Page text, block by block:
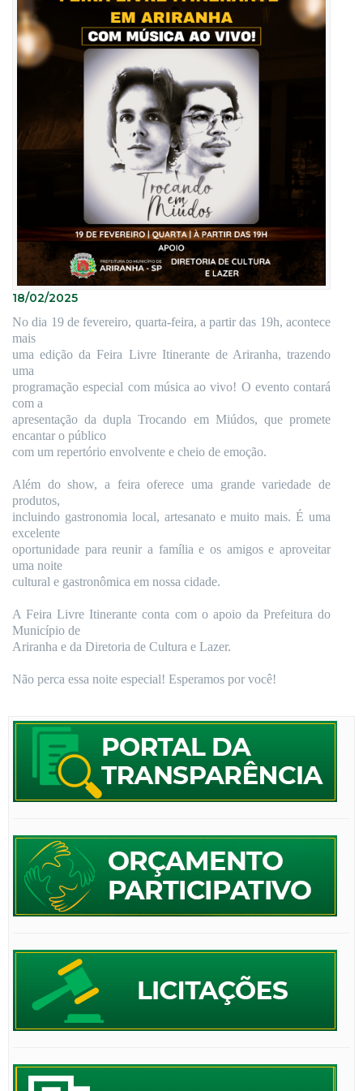
18/02/2025
No dia 19 de fevereiro, quarta-feira, a partir das 19h, acontece
mais
uma edição da Feira Livre Itinerante de Ariranha, trazendo
uma
programação especial com música ao vivo! O evento contará
com a
apresentação da dupla Trocando em Miúdos, que promete
encantar o público
com um repertório envolvente e cheio de emoção.
Além do show, a feira oferece uma grande variedade de
produtos,
incluindo gastronomia local, artesanato e muito mais. É uma
excelente
oportunidade para reunir a família e os amigos e aproveitar
uma noite
cultural e gastronômica em nossa cidade.
A Feira Livre Itinerante conta com o apoio da Prefeitura do
Município de
Ariranha e da Diretoria de Cultura e Lazer.
Não perca essa noite especial! Esperamos por você!